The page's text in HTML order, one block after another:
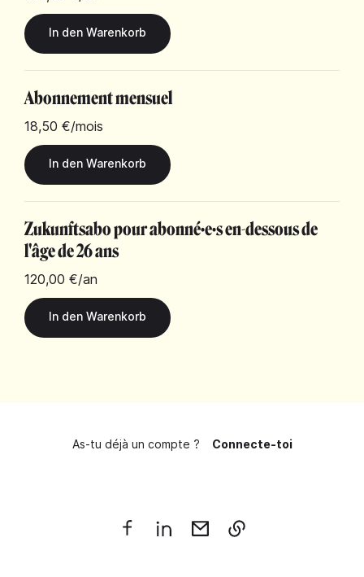
Abonnement mensuel
18,50 €/mois
Zukunftsabo pour abonné·e·s en-dessous de
l'âge de 26 ans
120,00 €/an
As-tu déjà un compte ? Connecte-toi